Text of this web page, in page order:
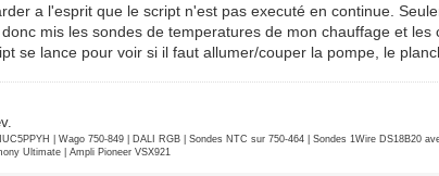
elect resistance
false)
la pompe solaire si temperature panneau
<= temp_ballonh then
a l'esprit que le script n'est pas executé en continue.
mis les sondes de temperatures de mon chauffage et
se lance pour voir si il faut allumer/couper la pompe, le
| Wago 750-849 | DALI RGB | Sondes NTC sur 750-464 | Sondes 1Wire DS18B20
Ultimate | Ampli Pioneer VSX921